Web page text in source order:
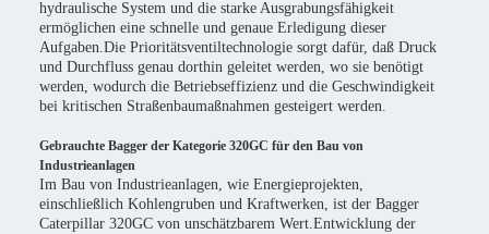
hydraulische System und die starke Ausgrabungsfähigkeit
ermöglichen eine schnelle und genaue Erledigung dieser
Aufgaben.Die Prioritätsventiltechnologie sorgt dafür, daß Druck
und Durchfluss genau dorthin geleitet werden, wo sie benötigt
werden, wodurch die Betriebseffizienz und die Geschwindigkeit
bei kritischen Straßenbaumaßnahmen gesteigert werden.
Gebrauchte Bagger der Kategorie 320GC für den Bau von
Industrieanlagen
Im Bau von Industrieanlagen, wie Energieprojekten,
einschließlich Kohlengruben und Kraftwerken, ist der Bagger
Caterpillar 320GC von unschätzbarem Wert.Entwicklung der